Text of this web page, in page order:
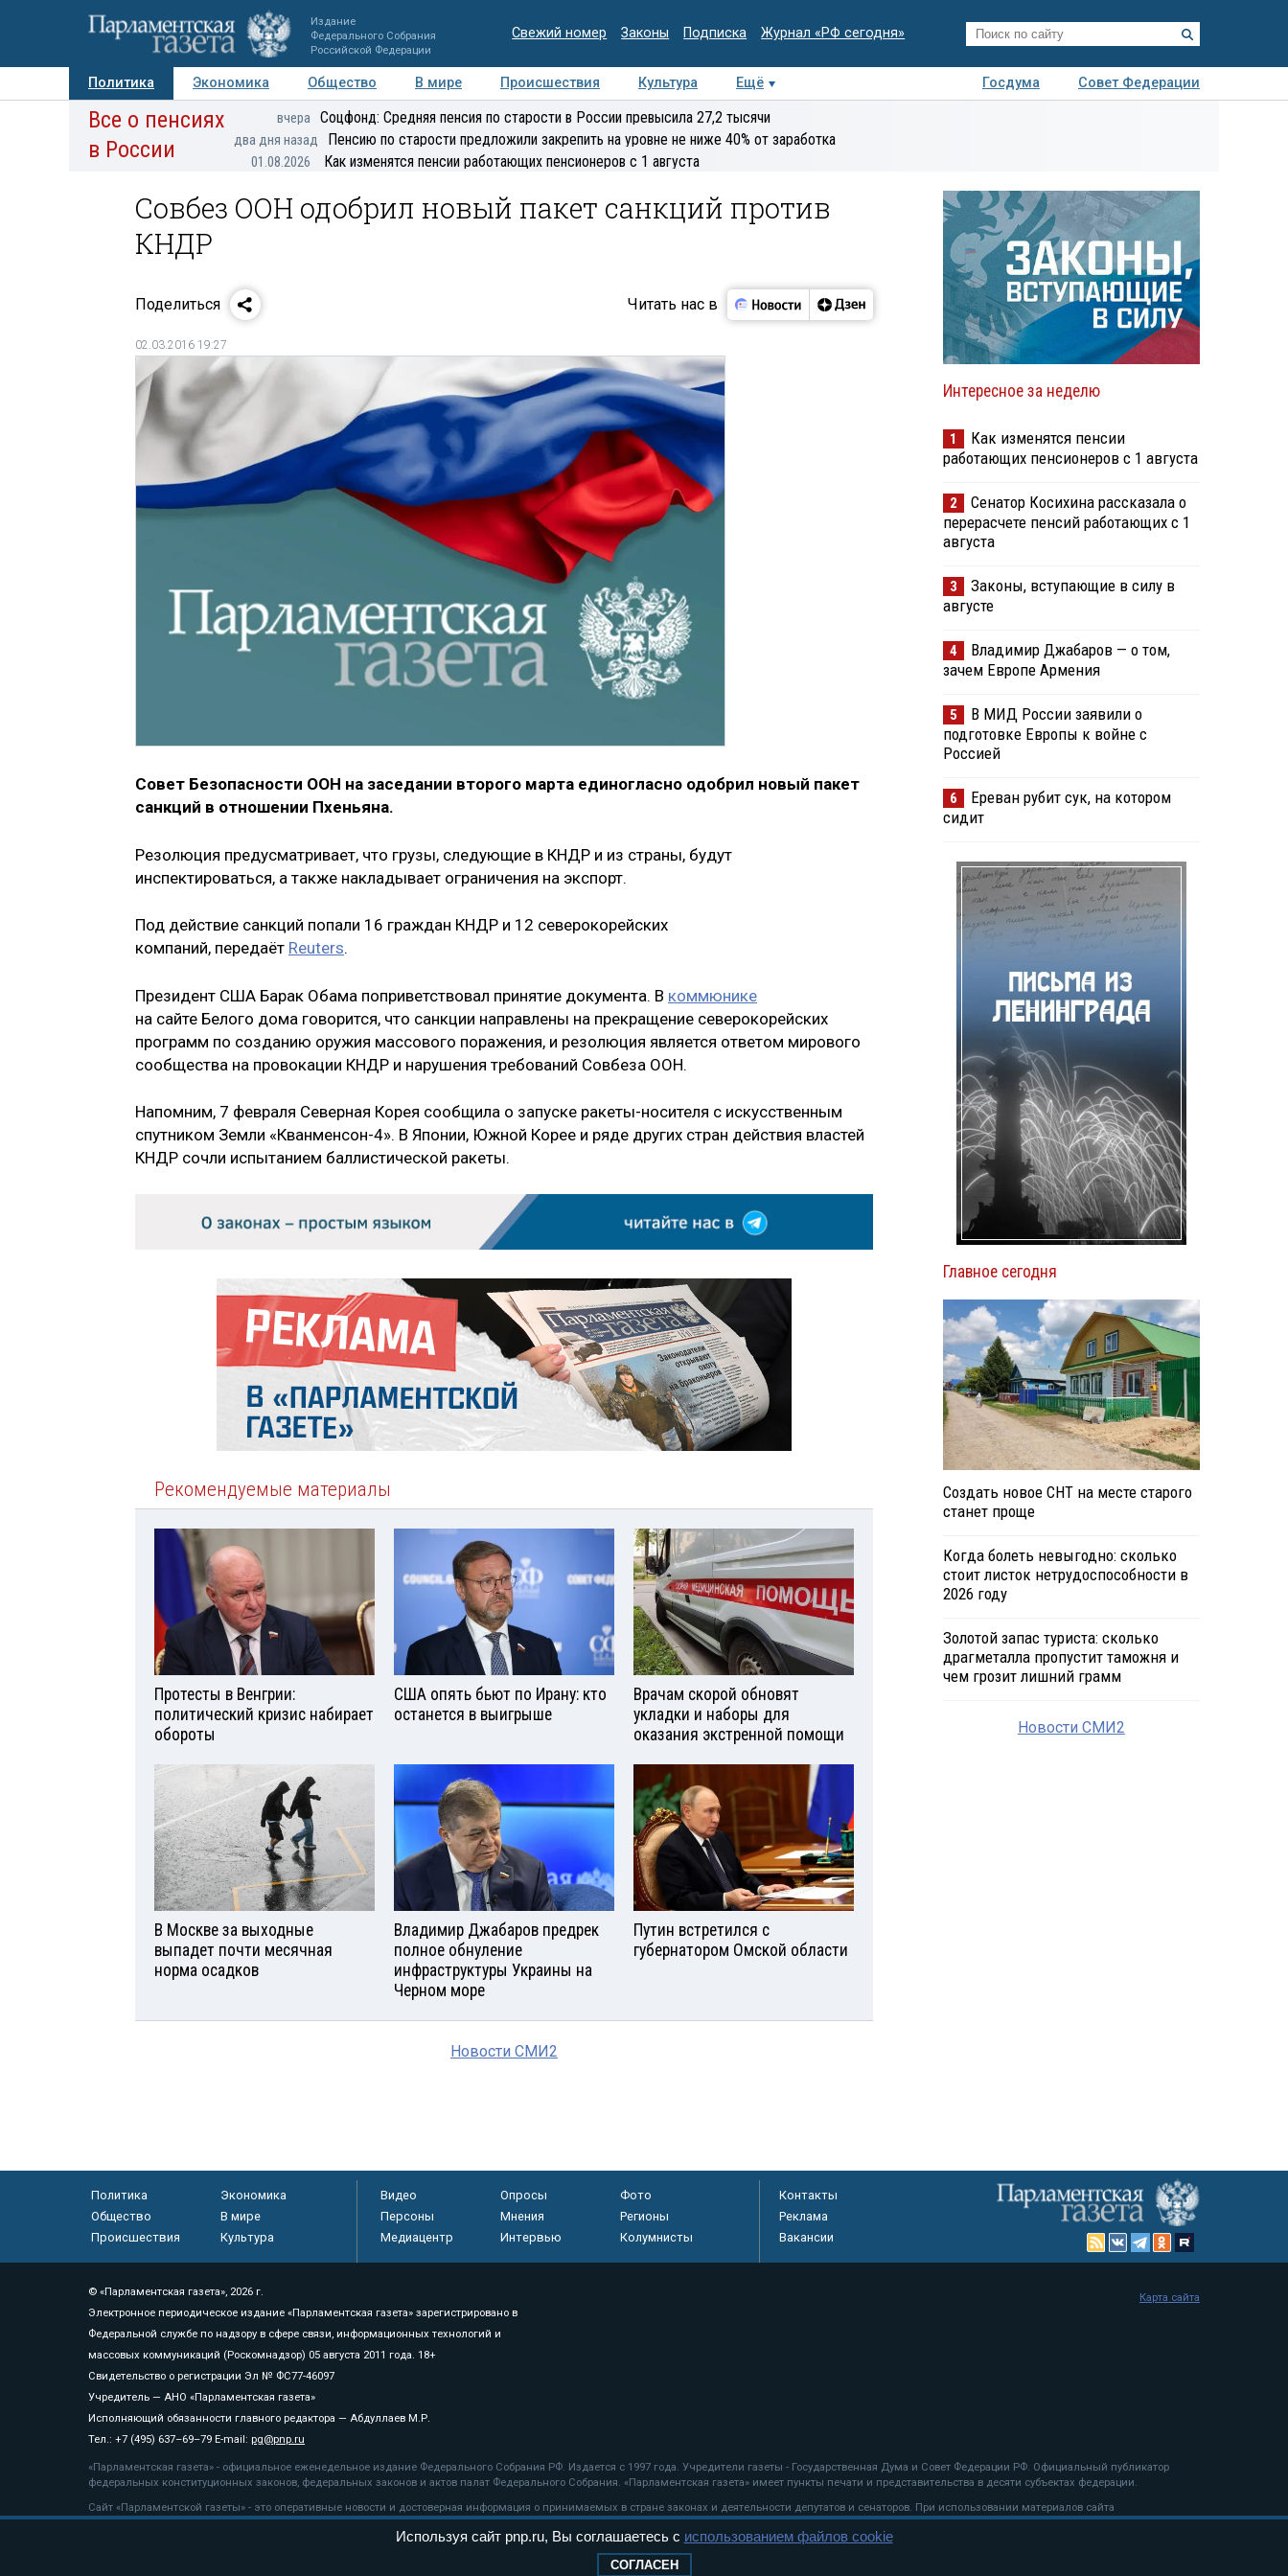
Издание
Федерального Собрания
Российской Федерации
Свежий номер Законы Подписка Журнал «РФ сегодня»
Политика Экономика Общество В мире Происшествия Культура Ещё Госдума
Совет Федерации
Авторы Персоны Мнения Регионы Медиацентр Интервью Колумнисты
экспертиза
Все о пенсиях
в России
вчера Соцфонд: Средняя пенсия по старости в России превысила 27,2 тысячи
два дня назад Пенсию по старости предложили закрепить на уровне не ниже 40% от заработка
01.08.2026 Как изменятся пенсии работающих пенсионеров с 1 августа
Совбез ООН одобрил новый пакет санкций против
КНДР
Поделиться Читать нас в
02.03.2016 19:27
Совет Безопасности ООН на заседании второго марта единогласно одобрил новый пакет
санкций в отношении Пхеньяна.
Резолюция предусматривает, что грузы, следующие в КНДР и из страны, будут
инспектироваться, а также накладывает ограничения на экспорт.
Под действие санкций попали 16 граждан КНДР и 12 северокорейских
компаний, передаёт Reuters.
Президент США Барак Обама поприветствовал принятие документа. В коммюнике
на сайте Белого дома говорится, что санкции направлены на прекращение северокорейских
программ по созданию оружия массового поражения, и резолюция является ответом мирового
сообщества на провокации КНДР и нарушения требований Совбеза ООН.
Напомним, 7 февраля Северная Корея сообщила о запуске ракеты-носителя с искусственным
спутником Земли «Кванменсон-4». В Японии, Южной Корее и ряде других стран действия властей
КНДР сочли испытанием баллистической ракеты.
Рекомендуемые материалы
Протесты в Венгрии:
политический кризис набирает
обороты
США опять бьют по Ирану: кто
останется в выигрыше
Врачам скорой обновят
укладки и наборы для
оказания экстренной помощи
В Москве за выходные
выпадет почти месячная
норма осадков
Владимир Джабаров предрек
полное обнуление
инфраструктуры Украины на
Черном море
Путин встретился с
губернатором Омской области
Новости СМИ2
Интересное за неделю
1
Как изменятся пенсии
работающих пенсионеров с 1 августа
2
Сенатор Косихина рассказала о
перерасчете пенсий работающих с 1
августа
3
Законы, вступающие в силу в
августе
4
Владимир Джабаров — о том,
зачем Европе Армения
5
В МИД России заявили о
подготовке Европы к войне с
Россией
6
Ереван рубит сук, на котором
сидит
Главное сегодня
Создать новое СНТ на месте старого
станет проще
Когда болеть невыгодно: сколько
стоит листок нетрудоспособности в
2026 году
Золотой запас туриста: сколько
драгметалла пропустит таможня и
чем грозит лишний грамм
Новости СМИ2
Политика
Экономика
Общество
В мире
Происшествия
Культура
Видео Опросы
Фото
Персоны
Мнения
Регионы
Медиацентр
Интервью Колумнисты
Контакты
Реклама
Вакансии
© «Парламентская газета», 2026 г.
Электронное периодическое издание «Парламентская газета» зарегистрировано в
Федеральной службе по надзору в сфере связи, информационных технологий и
массовых коммуникаций (Роскомнадзор) 05 августа 2011 года. 18+
Свидетельство о регистрации Эл № ФС77-46097
Учредитель — АНО «Парламентская газета»
Исполняющий обязанности главного редактора — Абдуллаев М.Р.
Тел.: +7 (495) 637–69–79 E-mail: pg@pnp.ru
«Парламентская газета» - официальное еженедельное издание Федерального Собрания РФ. Издается с 1997 года. Учредители газеты - Государственная Дума и Совет Федерации РФ. Официальный публикатор
федеральных конституционных законов, федеральных законов и актов палат Федерального Собрания. «Парламентская газета» имеет пункты печати и представительства в десяти субъектах федерации.
Сайт «Парламентской газеты» - это оперативные новости и достоверная информация о принимаемых в стране законах и деятельности депутатов и сенаторов. При использовании материалов сайта
«Парламентской газеты» активная ссылка на pnp.ru обязательна.
рекомендательные технологии
Карта сайта
Используя сайт pnp.ru, Вы соглашаетесь с использованием файлов cookie
СОГЛАСЕН